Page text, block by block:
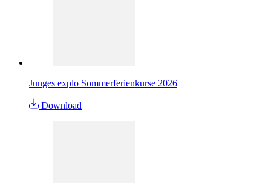
Junges explo Sommerferienkurse 2026
Download